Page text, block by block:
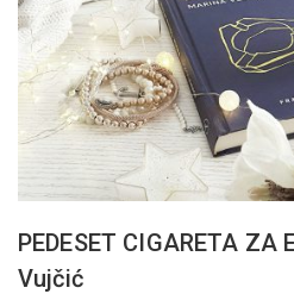
PEDESET CIGARETA ZA
Vujčić